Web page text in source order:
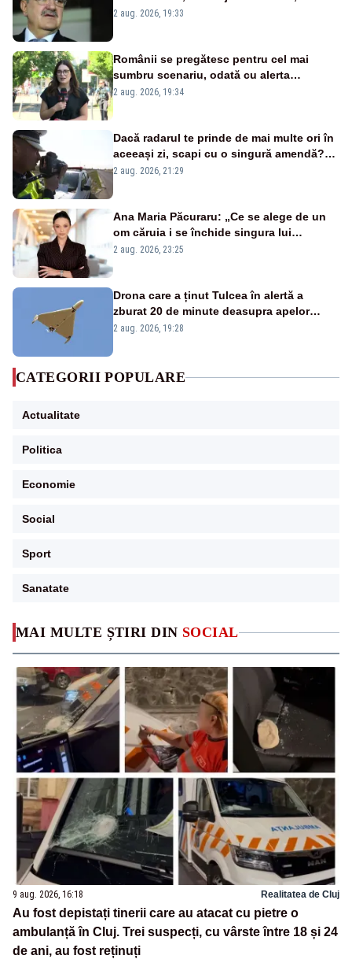
MAI MULTE ȘTIRI DIN SOCIAL
9 aug. 2026, 16:18 Realitatea de Cluj
Au fost depistați tinerii care au atacat cu pietre o
ambulanță în Cluj. Trei suspecți, cu vârste între 18 și 24
de ani, au fost reținuți
țipă mai tare, ci pe proiecte”
2 aug. 2026, 19:33
Românii se pregătesc pentru cel mai
sumbru scenariu, odată cu alerta
energetică
2 aug. 2026, 19:34
Dacă radarul te prinde de mai multe ori în
aceeași zi, scapi cu o singură amendă?
Ce spune legea
2 aug. 2026, 21:29
Ana Maria Păcuraru: „Ce se alege de un
om căruia i se închide singura lui
portiță?”
2 aug. 2026, 23:25
Drona care a ținut Tulcea în alertă a
zburat 20 de minute deasupra apelor
României. Au fost ridicate două F-16
2 aug. 2026, 19:28
CATEGORII POPULARE
Actualitate
Politica
Economie
Social
Sport
Sanatate